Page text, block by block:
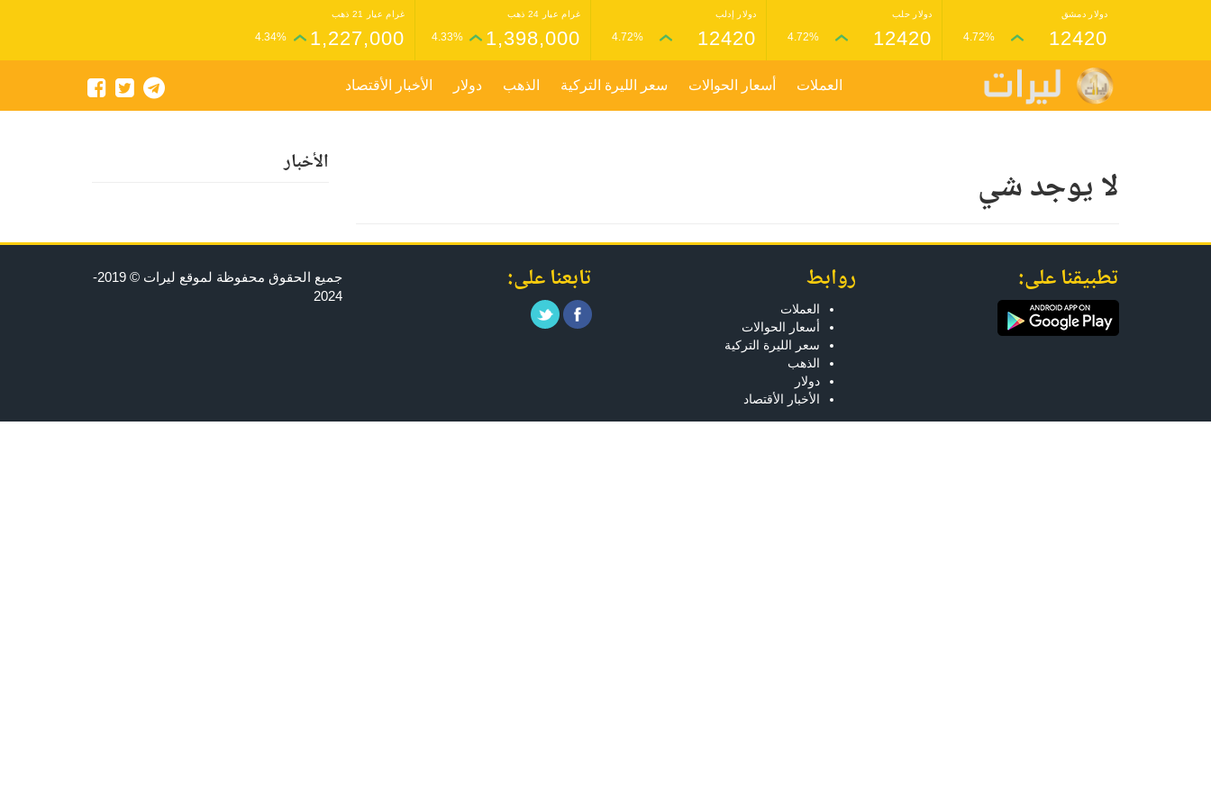
دولار دمشق
12420
4.72%
دولار حلب
12420
4.72%
دولار إدلب
12420
4.72%
غرام عيار 24 ذهب
1,398,000
4.33%
غرام عيار 21 ذهب
1,227,000
4.34%
العملات أسعار الحوالات سعر الليرة التركية الذهب دولار الأخبار الأقتصاد
لا يوجد شي الأخبار
تطبيقنا على: روابط
العملات
أسعار الحوالات
سعر الليرة التركية
الذهب
دولار
الأخبار الأقتصاد
تابعنا على:
جميع الحقوق محفوظة لموقع ليرات © 2019-
2024